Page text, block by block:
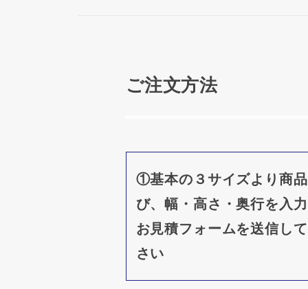
ご注文方法
①基本の３サイズより商
び、幅・高さ・奥行を入力
お見積フォームを送信し
さい